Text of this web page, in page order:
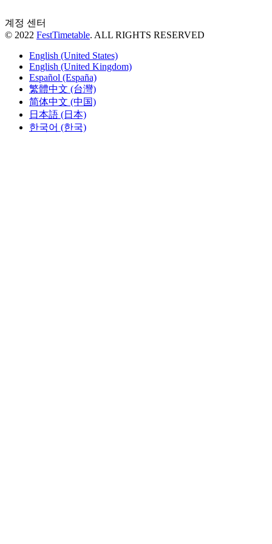
계정 센터
© 2022 FestTimetable. ALL RIGHTS RESERVED
English (United States)
English (United Kingdom)
Español (España)
繁體中文 (台灣)
简体中文 (中国)
日本語 (日本)
한국어 (한국)